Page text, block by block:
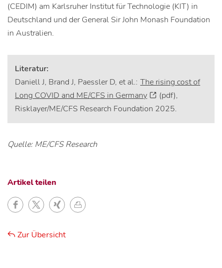
(CEDIM) am Karlsruher Institut für Technologie (KIT) in
Deutschland und der General Sir John Monash Foundation
in Australien.
Literatur:
Daniell J, Brand J, Paessler D, et al.: The rising cost of
Long COVID and ME/CFS in Germany
(pdf),
Risklayer/ME/CFS Research Foundation 2025.
Quelle: ME/CFS Research
Artikel teilen
Zur Übersicht